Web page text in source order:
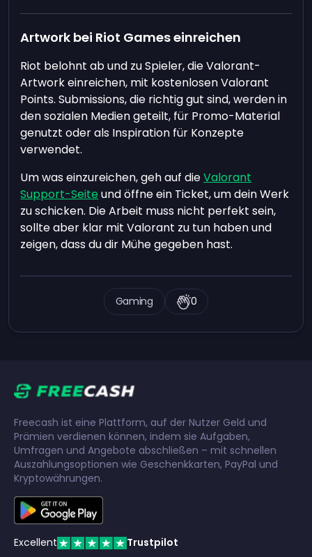
Artwork bei Riot Games einreichen
Riot belohnt ab und zu Spieler, die Valorant-
Artwork einreichen, mit kostenlosen Valorant
Points. Submissions, die richtig gut sind, werden in
den sozialen Medien geteilt, für Promo-Material
genutzt oder als Inspiration für Konzepte
verwendet.
Um was einzureichen, geh auf dieValorant
Support-Seite und öffne ein Ticket, um dein Werk
zu schicken. Die Arbeit muss nicht perfekt sein,
sollte aber klar mit Valorant zu tun haben und
zeigen, dass du dir Mühe gegeben hast.
Gaming 0
Freecash ist eine Plattform, auf der Nutzer Geld und
Prämien verdienen können, indem sie Aufgaben,
Umfragen und Angebote abschließen – mit schnellen
Auszahlungsoptionen wie Geschenkkarten, PayPal und
Kryptowährungen.
Excellent Trustpilot